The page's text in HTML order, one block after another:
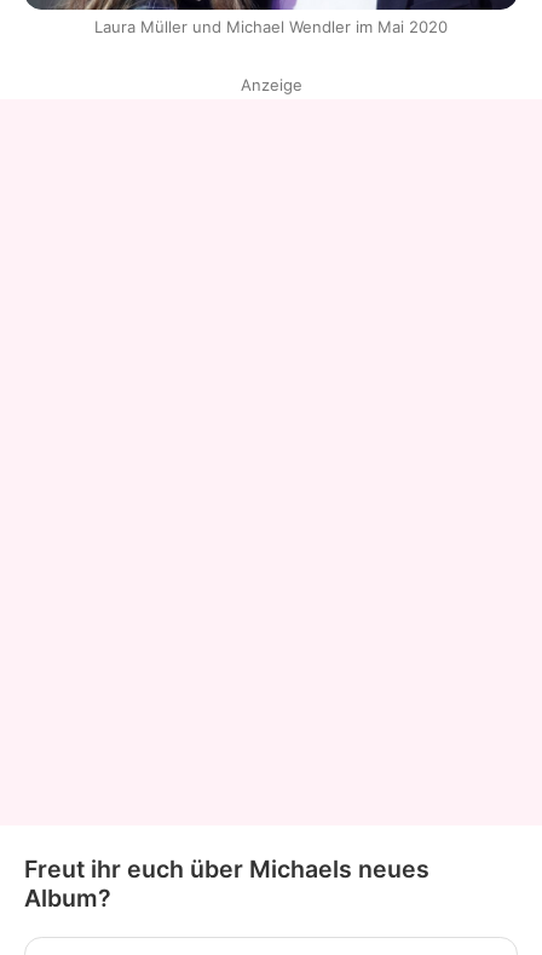
Laura Müller und Michael Wendler im Mai 2020
Anzeige
Freut ihr euch über Michaels neues
Album?